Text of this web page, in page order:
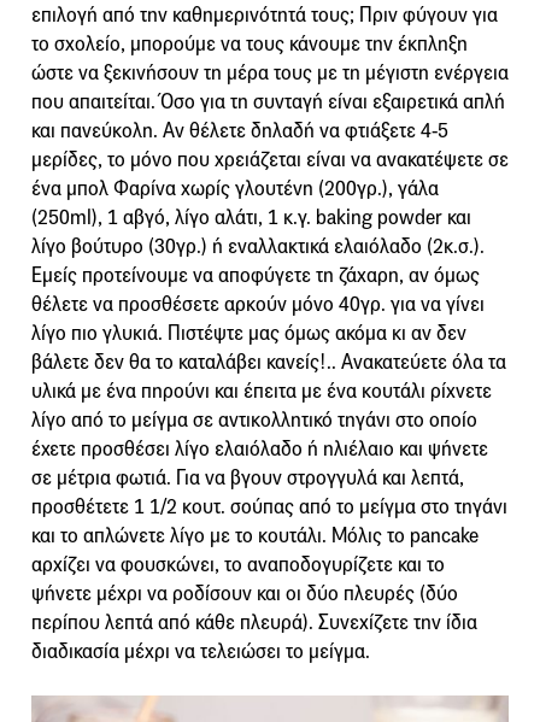
επιλογή από την καθημερινότητά τους; Πριν φύγουν για
το σχολείο, μπορούμε να τους κάνουμε την έκπληξη
ώστε να ξεκινήσουν τη μέρα τους με τη μέγιστη ενέργεια
που απαιτείται. Όσο για τη συνταγή είναι εξαιρετικά απλή
και πανεύκολη. Αν θέλετε δηλαδή να φτιάξετε 4-5
μερίδες, το μόνο που χρειάζεται είναι να ανακατέψετε σε
ένα μπολ Φαρίνα χωρίς γλουτένη (200γρ.), γάλα
(250ml), 1 αβγό, λίγο αλάτι, 1 κ.γ. baking powder και
λίγο βούτυρο (30γρ.) ή εναλλακτικά ελαιόλαδο (2κ.σ.).
Εμείς προτείνουμε να αποφύγετε τη ζάχαρη, αν όμως
θέλετε να προσθέσετε αρκούν μόνο 40γρ. για να γίνει
λίγο πιο γλυκιά. Πιστέψτε μας όμως ακόμα κι αν δεν
βάλετε δεν θα το καταλάβει κανείς!.. Ανακατεύετε όλα τα
υλικά με ένα πηρούνι και έπειτα με ένα κουτάλι ρίχνετε
λίγο από το μείγμα σε αντικολλητικό τηγάνι στο οποίο
έχετε προσθέσει λίγο ελαιόλαδο ή ηλιέλαιο και ψήνετε
σε μέτρια φωτιά. Για να βγουν στρογγυλά και λεπτά,
προσθέτετε 1 1/2 κουτ. σούπας από το μείγμα στο τηγάνι
και το απλώνετε λίγο με το κουτάλι. Μόλις το pancake
αρχίζει να φουσκώνει, το αναποδογυρίζετε και το
ψήνετε μέχρι να ροδίσουν και οι δύο πλευρές (δύο
περίπου λεπτά από κάθε πλευρά). Συνεχίζετε την ίδια
διαδικασία μέχρι να τελειώσει το μείγμα.